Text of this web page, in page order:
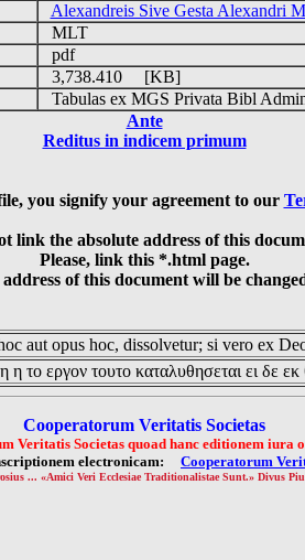
Alexandreis Sive Gesta Alexandri
MLT
pdf
3,738.410 [KB]
Tabulas ex MGS Privata Bibl
Ante
Reditus in indicem primum
you signify your agreement to our
link the absolute address of this
Please, link this *.html page.
of this document will be
aut opus hoc, dissolvetur; si vero ex
το εργον τουτο καταλυθησεται ει δε
Cooperatorum Veritatis Societas
Veritatis Societas quoad hanc editionem iura
electronicam: Cooperatorum
... «Amici Veri Ecclesiae Traditionalistae Sunt.» Divus